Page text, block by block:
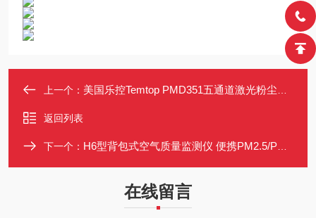
上一个： 美国乐控Temtop PMD351五通道激光粉尘仪 可测PM1 PM2.5 PM4 PM10 TSP
返回列表
下一个： H6型背包式空气质量监测仪 便携PM2.5/PM10/O3/NO2/SO2/CO/TVOC
在线留言